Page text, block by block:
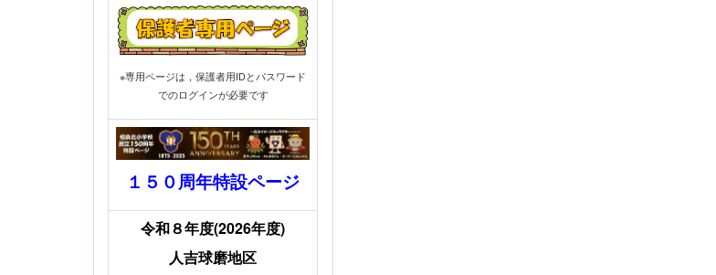
※専用ページは，保護者用IDとパスワード
でのログインが必要です
１５０周年特設ページ
令和８年度(2026年度)
人吉球磨地区